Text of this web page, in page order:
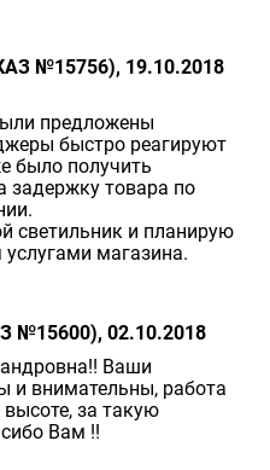
№15756), 19.10.2018
предложены
быстро реагируют
было получить
задержку товара по
светильник и планирую
магазина.
№15600), 02.10.2018
Ваши
и внимательны, работа
за такую
Вам !!